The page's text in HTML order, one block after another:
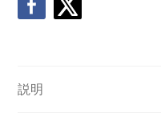
説明